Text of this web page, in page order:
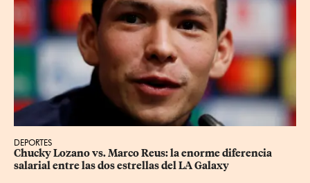
DEPORTES
Chucky Lozano vs. Marco Reus: la enorme diferencia
salarial entre las dos estrellas del LA Galaxy